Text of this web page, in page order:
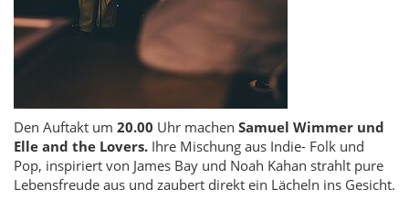
Den Auftakt um 20.00 Uhr machen Samuel Wimmer und
Elle and the Lovers. Ihre Mischung aus Indie- Folk und
Pop, inspiriert von James Bay und Noah Kahan strahlt pure
Lebensfreude aus und zaubert direkt ein Lächeln ins Gesicht.